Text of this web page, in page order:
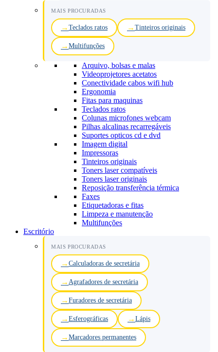
MAIS PROCURADAS
Teclados ratos Tinteiros originais
Multifunções
Arquivo, bolsas e malas
Videoprojetores acetatos
Conectividade cabos wifi hub
Ergonomia
Fitas para maquinas
Teclados ratos
Colunas microfones webcam
Pilhas alcalinas recarregáveis
Suportes opticos cd e dvd
Imagem digital
Impressoras
Tinteiros originais
Toners laser compatíveis
Toners laser originais
Reposição transferência térmica
Faxes
Etiquetadoras e fitas
Limpeza e manutenção
Multifunções
Escritório
MAIS PROCURADAS
Calculadoras de secretária
Agrafadores de secretária
Furadores de secretária
Esferográficas Lápis
Marcadores permanentes